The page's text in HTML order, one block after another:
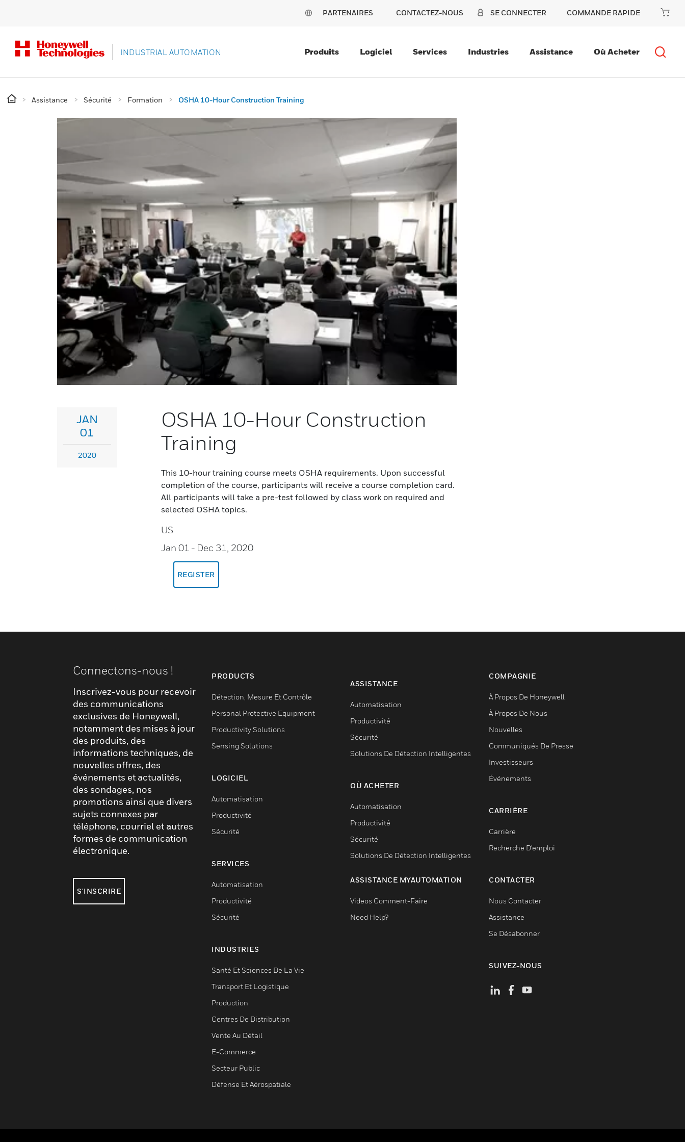
PARTENAIRES CONTACTEZ-NOUS SE CONNECTER COMMANDE RAPIDE
INDUSTRIAL AUTOMATION Produits Logiciel Services Industries Assistance Où Acheter
Assistance Sécurité Formation OSHA 10-Hour Construction Training
JAN
01
2020
OSHA 10-Hour Construction
Training
This 10-hour training course meets OSHA requirements. Upon successful
completion of the course, participants will receive a course completion card.
All participants will take a pre-test followed by class work on required and
selected OSHA topics.
US
Jan 01 - Dec 31, 2020
REGISTER
Connectons-nous !
Inscrivez-vous pour recevoir
des communications
exclusives de Honeywell,
notamment des mises à jour
des produits, des
informations techniques, de
nouvelles offres, des
événements et actualités,
des sondages, nos
promotions ainsi que divers
sujets connexes par
téléphone, courriel et autres
formes de communication
électronique.
S'INSCRIRE
PRODUCTS
Détection, Mesure Et Contrôle
Personal Protective Equipment
Productivity Solutions
Sensing Solutions
LOGICIEL
Automatisation
Productivité
Sécurité
SERVICES
Automatisation
Productivité
Sécurité
INDUSTRIES
Santé Et Sciences De La Vie
Transport Et Logistique
Production
Centres De Distribution
Vente Au Détail
E-Commerce
Secteur Public
Défense Et Aérospatiale
ASSISTANCE
Automatisation
Productivité
Sécurité
Solutions De Détection Intelligentes
OÙ ACHETER
Automatisation
Productivité
Sécurité
Solutions De Détection Intelligentes
ASSISTANCE MYAUTOMATION
Videos Comment-Faire
Need Help?
COMPAGNIE
À Propos De Honeywell
À Propos De Nous
Nouvelles
Communiqués De Presse
Investisseurs
Événements
CARRIÈRE
Carrière
Recherche D'emploi
CONTACTER
Nous Contacter
Assistance
Se Désabonner
SUIVEZ-NOUS